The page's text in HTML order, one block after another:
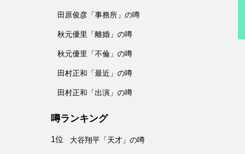
田原俊彦「事務所」の噂
秋元優里「離婚」の噂
秋元優里「不倫」の噂
田村正和「最近」の噂
田村正和「出演」の噂
噂ランキング
1位 大谷翔平「天才」の噂